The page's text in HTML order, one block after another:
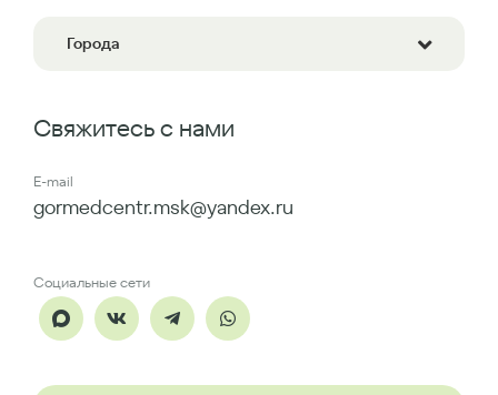
Города
Свяжитесь с нами
E-mail
gormedcentr.msk@yandex.ru
Социальные сети